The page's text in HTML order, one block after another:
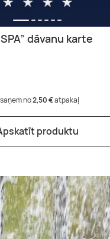
dāvanu karte
no2,50 €atpakaļ
produktu